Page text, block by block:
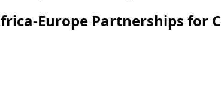
Europe Partnerships for